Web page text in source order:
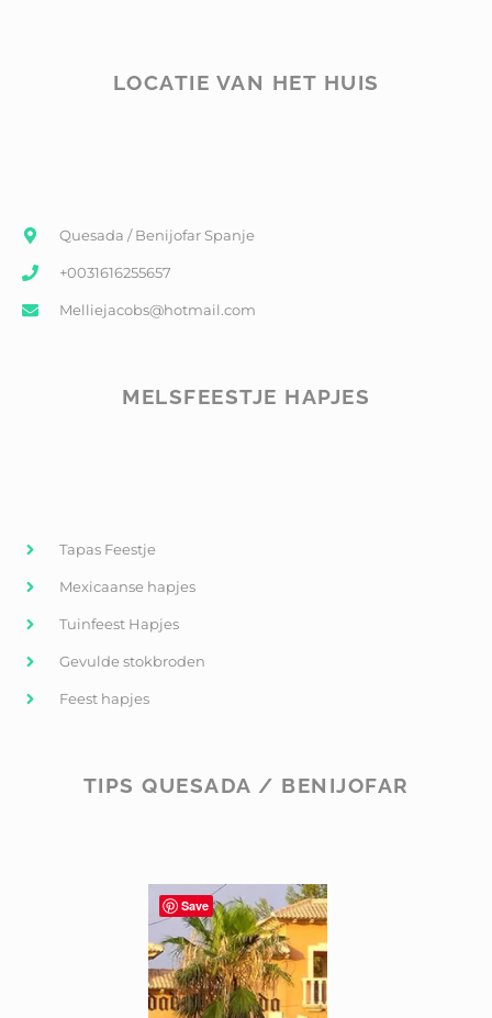
LOCATIE VAN HET HUIS
Quesada / Benijofar Spanje
+0031616255657
Melliejacobs@hotmail.com
MELSFEESTJE HAPJES
Tapas Feestje
Mexicaanse hapjes
Tuinfeest Hapjes
Gevulde stokbroden
Feest hapjes
TIPS QUESADA / BENIJOFAR
Save